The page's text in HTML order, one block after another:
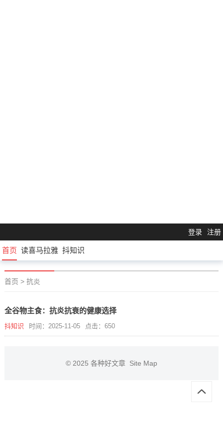
登录 注册
首页 读喜马拉雅 抖知识
首页 > 抗炎
全谷物主食：抗炎抗衰的健康选择
抖知识 时间：2025-11-05 点击：650
© 2025 各种好文章 Site Map